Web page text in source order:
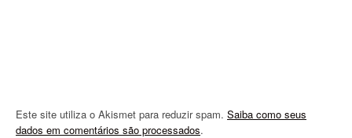
Este site utiliza o Akismet para reduzir spam. Saiba como seus
dados em comentários são processados.